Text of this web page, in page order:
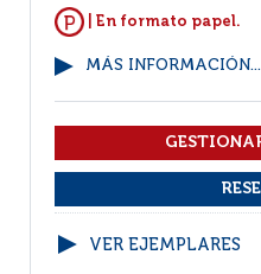
| En formato papel.
MÁS INFORMACIÓN...
VER EJEMPLARES